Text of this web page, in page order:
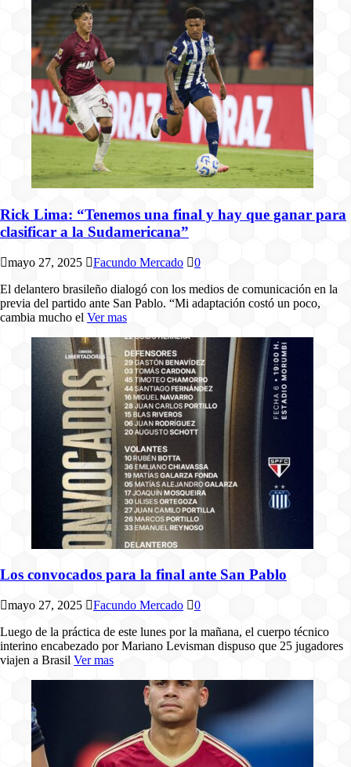
Rick Lima: “Tenemos una final y hay que ganar para
clasificar a la Sudamericana”
mayo 27, 2025 Facundo Mercado
0
El delantero brasileño dialogó con los medios de comunicación en la
previa del partido ante San Pablo. “Mi adaptación costó un poco,
cambia mucho el Ver mas
Los convocados para la final ante San Pablo
mayo 27, 2025 Facundo Mercado
0
Luego de la práctica de este lunes por la mañana, el cuerpo técnico
interino encabezado por Mariano Levisman dispuso que 25 jugadores
viajen a Brasil Ver mas